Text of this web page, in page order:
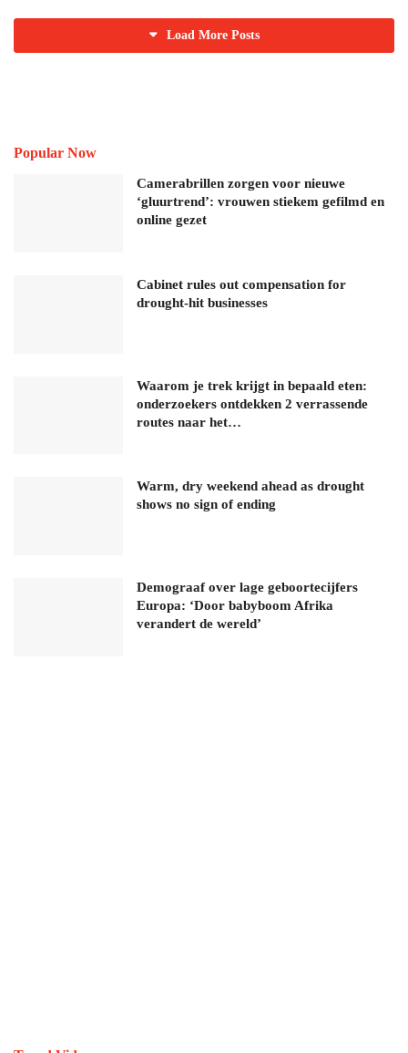
Load More Posts
Popular Now
Camerabrillen zorgen voor nieuwe
‘gluurtrend’: vrouwen stiekem gefilmd en
online gezet
Cabinet rules out compensation for
drought-hit businesses
Waarom je trek krijgt in bepaald eten:
onderzoekers ontdekken 2 verrassende
routes naar het…
Warm, dry weekend ahead as drought
shows no sign of ending
Demograaf over lage geboortecijfers
Europa: ‘Door babyboom Afrika
verandert de wereld’